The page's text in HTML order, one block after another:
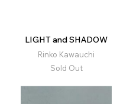
LIGHT and SHADOW
Rinko Kawauchi
Sold Out